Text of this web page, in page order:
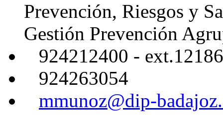
Prevención, Riesgos y
Gestión Prevención
924212400 - ext.12186
924263054
mmunoz@dip-